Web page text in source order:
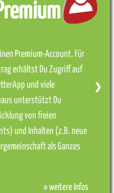
Premium-Account. Für
erhältst Du Zugriff auf
und viele
unterstützt Du
von freien
und Inhalten (z.B. neue
als Ganzes
» weitere Infos
❯